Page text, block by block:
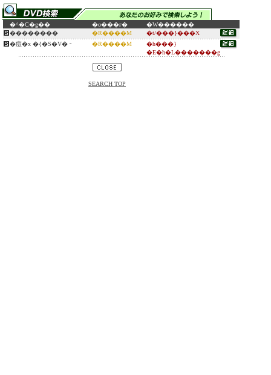
�^�C�g�� �o���ғ�
�W������
��������
�R����M
�t/���}���X
�痘�x �{�S�V�╶
�R����M
�h���}
�E�h�L�������g
SEARCH TOP